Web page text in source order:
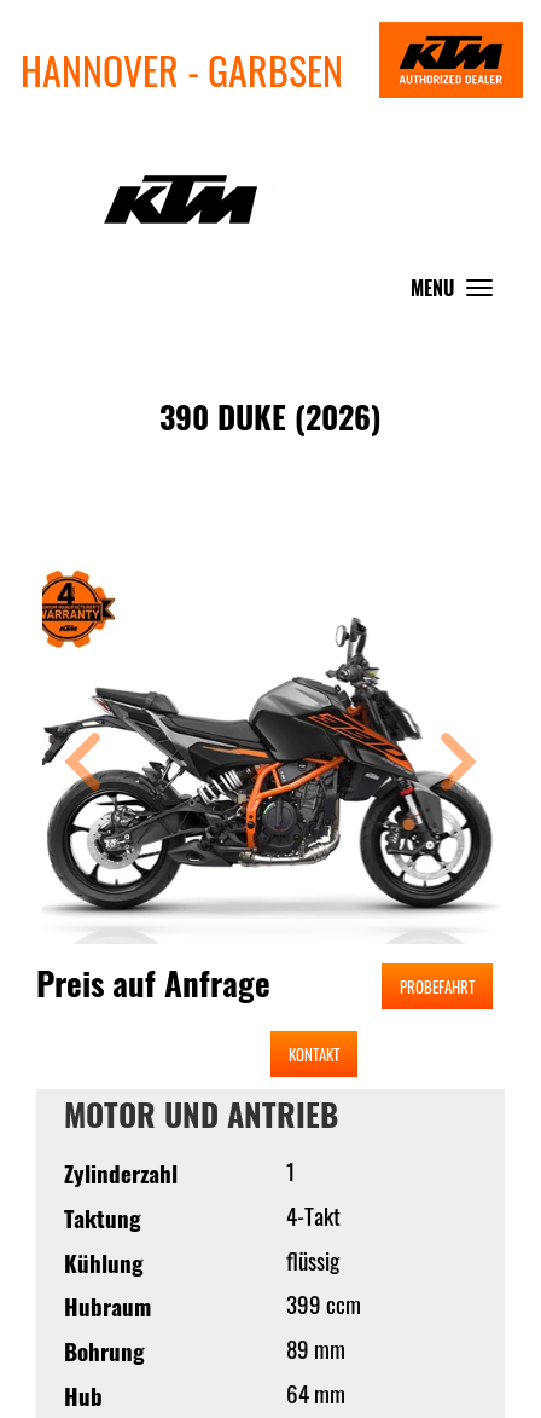
HANNOVER - GARBSEN
MENU
Toggle
390 DUKE (2026)
Preis auf Anfrage PROBEFAHRT
KONTAKT
MOTOR UND ANTRIEB
Zylinderzahl
1
Taktung
4-Takt
Kühlung
flüssig
Hubraum
399 ccm
Bohrung
89 mm
Hub
64 mm